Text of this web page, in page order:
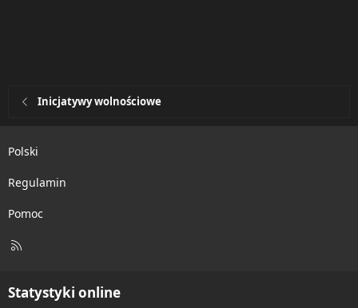
Inicjatywy wolnościowe
Polski
Regulamin
Pomoc
R
Statystyki online